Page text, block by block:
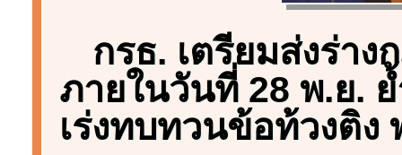
กรธ. เตรียมส่งร่า
ภายในวันที่ 28 พ.ย.
เร่งทบทวนข้อท้วงติง